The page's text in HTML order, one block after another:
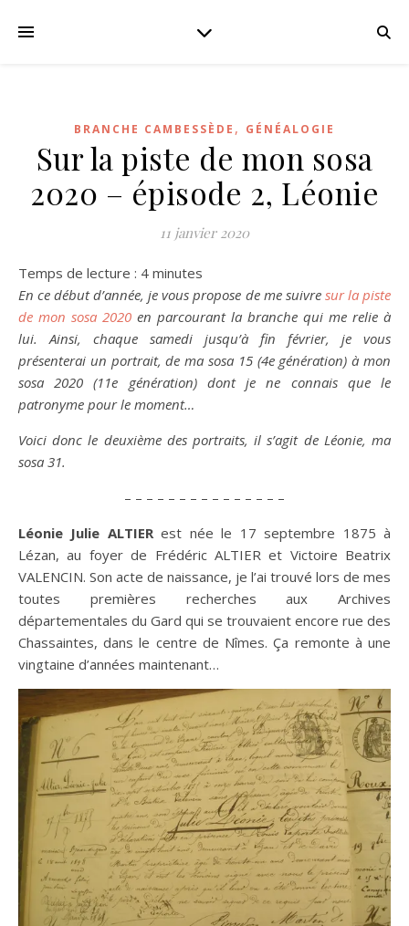
BRANCHE CAMBESSÈDE , GÉNÉALOGIE
Sur la piste de mon sosa
2020 – épisode 2, Léonie
11 janvier 2020
Temps de lecture : 4 minutes
En ce début d’année, je vous propose de me suivre sur la piste
de mon sosa 2020 en parcourant la branche qui me relie à
lui. Ainsi, chaque samedi jusqu’à fin février, je vous
présenterai un portrait, de ma sosa 15 (4e génération) à mon
sosa 2020 (11e génération) dont je ne connais que le
patronyme pour le moment…
Voici donc le deuxième des portraits, il s’agit de Léonie, ma
sosa 31.
– – – – – – – – – – – – – – –
Léonie Julie ALTIERest née le 17 septembre 1875 à
Lézan, au foyer de Frédéric ALTIER et Victoire Beatrix
VALENCIN. Son acte de naissance, je l’ai trouvé lors de mes
toutes premières recherches aux Archives
départementales du Gard qui se trouvaient encore rue des
Chassaintes, dans le centre de Nîmes. Ça remonte à une
vingtaine d’années maintenant…